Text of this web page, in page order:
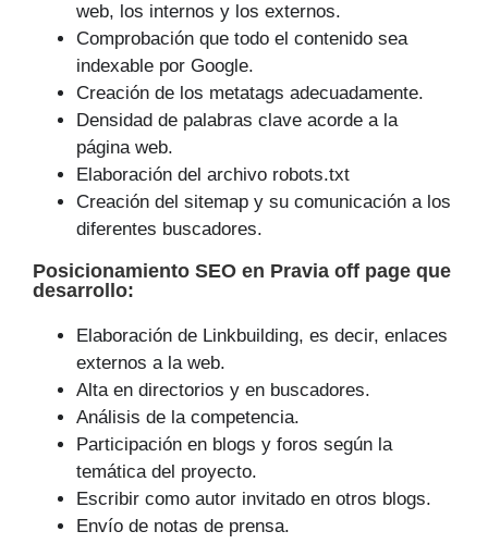
web, los internos y los externos.
Comprobación que todo el contenido sea
indexable por Google.
Creación de los metatags adecuadamente.
Densidad de palabras clave acorde a la
página web.
Elaboración del archivo robots.txt
Creación del sitemap y su comunicación a los
diferentes buscadores.
Posicionamiento SEO en Pravia off page que
desarrollo:
Elaboración de Linkbuilding, es decir, enlaces
externos a la web.
Alta en directorios y en buscadores.
Análisis de la competencia.
Participación en blogs y foros según la
temática del proyecto.
Escribir como autor invitado en otros blogs.
Envío de notas de prensa.